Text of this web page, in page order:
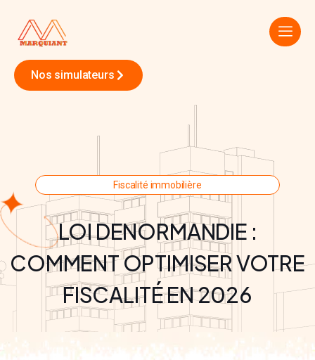
Nos simulateurs
Fiscalité immobilière
LOI DENORMANDIE :
COMMENT OPTIMISER VOTRE
FISCALITÉ EN 2026